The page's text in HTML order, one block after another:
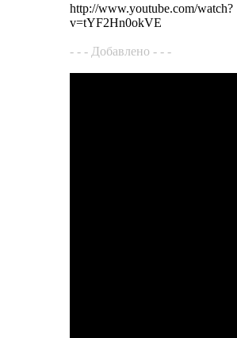
http://www.youtube.com/watch?
v=tYF2Hn0okVE
- - - Добавлено - - -